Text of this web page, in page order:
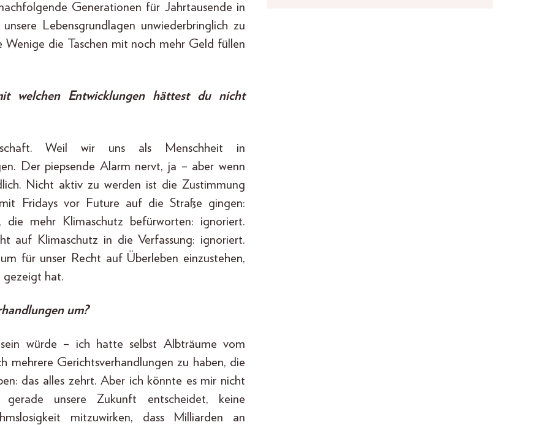
Generationen für Jahrtausende in
Lebensgrundlagen unwiederbringlich zu
Wenige die Taschen mit noch mehr Geld füllen
welchen Entwicklungen hättest du nicht
Weil wir uns als Menschheit in
Der piepsende Alarm nervt, ja – aber wenn
Nicht aktiv zu werden ist die Zustimmung
Fridays vor Future auf die Straße gingen:
die mehr Klimaschutz befürworten: ignoriert.
auf Klimaschutz in die Verfassung: ignoriert.
für unser Recht auf Überleben einzustehen,
gezeigt hat.
um?
würde – ich hatte selbst Albträume vom
mehrere Gerichtsverhandlungen zu haben, die
das alles zehrt. Aber ich könnte es mir nicht
unsere Zukunft entscheidet, keine
mitzuwirken, dass Milliarden an